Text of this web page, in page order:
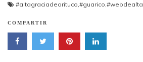
#altagraciadeorituco,#guarico,#webdealta
COMPARTIR